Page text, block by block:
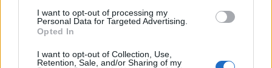
I want to opt-out of processing my
Personal Data for Targeted Advertising.
Opted In
I want to opt-out of Collection, Use,
Retention, Sale, and/or Sharing of my
Añadir un comentario ...
esta colección para tu próxima noche estrellada!
✨⭐
Letras Top Artistas Playlists